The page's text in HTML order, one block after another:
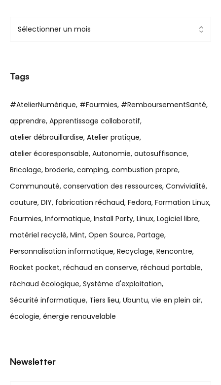
Tags
#AtelierNumérique #Fourmies #RemboursementSanté
apprendre Apprentissage collaboratif
atelier débrouillardise Atelier pratique
atelier écoresponsable Autonomie autosuffisance
Bricolage broderie camping combustion propre
Communauté conservation des ressources Convivialité
couture DIY fabrication réchaud Fedora Formation Linux
Fourmies Informatique Install Party Linux Logiciel libre
matériel recyclé Mint Open Source Partage
Personnalisation informatique Recyclage Rencontre
Rocket pocket réchaud en conserve réchaud portable
réchaud écologique Système d'exploitation
Sécurité informatique Tiers lieu Ubuntu vie en plein air
écologie énergie renouvelable
Newsletter